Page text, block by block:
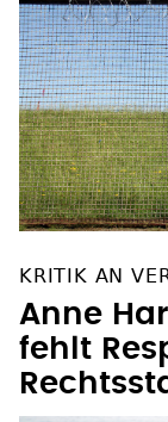
KRITIK AN
Anne
fehlt